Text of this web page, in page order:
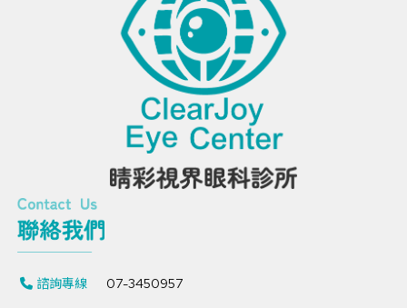
諮詢專線 07-3450957